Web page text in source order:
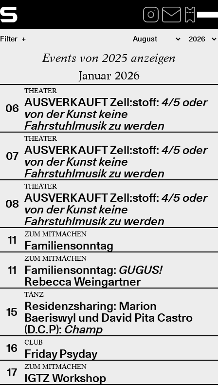
Filter
Events von 2025 anzeigen
Januar 2026
06
THEATER
AUSVERKAUFT Zell:stoff: 4/5 oder
von der Kunst keine
Fahrstuhlmusik zu werden
07
THEATER
AUSVERKAUFT Zell:stoff: 4/5 oder
von der Kunst keine
Fahrstuhlmusik zu werden
08
THEATER
AUSVERKAUFT Zell:stoff: 4/5 oder
von der Kunst keine
Fahrstuhlmusik zu werden
11
ZUM MITMACHEN
Familiensonntag
11
ZUM MITMACHEN
Familiensonntag: GUGUS!
Rebecca Weingartner
15
TANZ
Residenzsharing: Marion
Baeriswyl und David Pita Castro
(D.C.P): Champ
16
CLUB
Friday Psyday
17
ZUM MITMACHEN
IGTZ Workshop